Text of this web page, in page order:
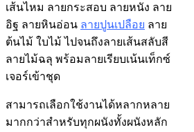
เส้นไหม ลายกระสอบ ลายหนัง ลาย
อิฐ ลายหินอ่อน ลายปูนเปลือย ลาย
ต้นไม้ ใบไม้ ไปจนถึงลายเส้นสลับสี
ลายไม้ฉลุ พร้อมลายเรียบเน้นเท็กซ์
เจอร์เข้าชุด
สามารถเลือกใช้งานได้หลากหลาย
มากกว่าสำหรับทุกผนังทั้งผนังหลัก